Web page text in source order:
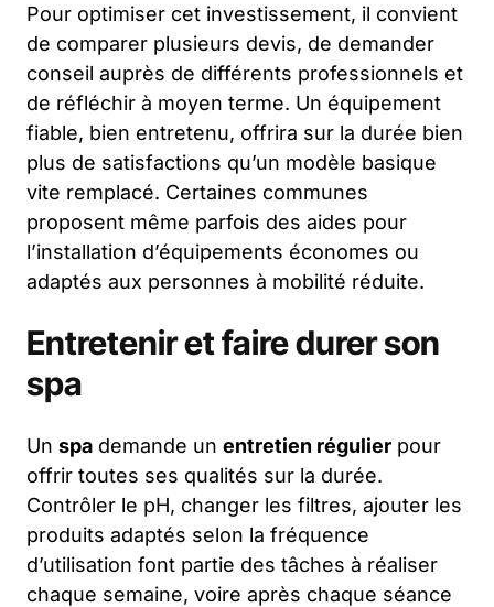
Pour optimiser cet investissement, il convient
de comparer plusieurs devis, de demander
conseil auprès de différents professionnels et
de réfléchir à moyen terme. Un équipement
fiable, bien entretenu, offrira sur la durée bien
plus de satisfactions qu’un modèle basique
vite remplacé. Certaines communes
proposent même parfois des aides pour
l’installation d’équipements économes ou
adaptés aux personnes à mobilité réduite.
Entretenir et faire durer son
spa
Un spa demande un entretien régulier pour
offrir toutes ses qualités sur la durée.
Contrôler le pH, changer les filtres, ajouter les
produits adaptés selon la fréquence
d’utilisation font partie des tâches à réaliser
chaque semaine, voire après chaque séance